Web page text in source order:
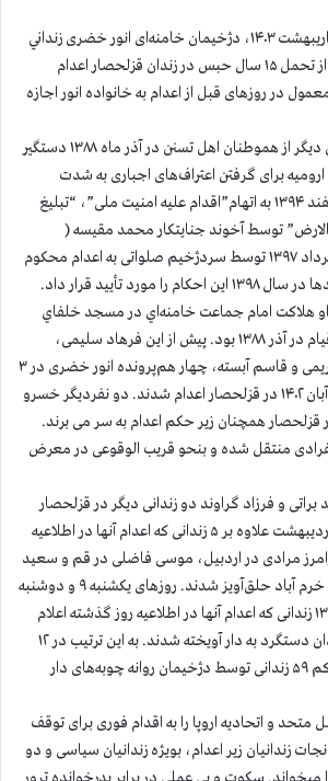
صبح امروز چهارشنبه ۱۲ اریبهشت ۱۴۰۳، دژخیمان خامنه‌ای انور خضری زنداني
سیاسی اهل تسنن را بعد از تحمل ۱۵ سال حبس در زندان قزلحصار اعدام
در روزهای قبل از اعدام به خانواده انور اجازه
انور خضری به همراه ۶ تن دیگر از هموطنان اهل تسنن در آذر ماه ۱۳۸۸ دستگير
ارومیه برای گرفتن اعتراف‌های اجباری به شدت
شکنجه شدند. آنها در اسفند ۱۳۹۴ به اتهام”اقدام علیه امنیت ملی”، “تبلیغ
توسط آخوند جنایتکار محمد مقیسه (
ناصریان) و بار دیگر در خرداد ۱۳۹۷ توسط سردژخیم صلواتی به اعدام محکوم
مورد تأیید قرار داد.
هم پرونده او هلاکت امام جماعت خامنه‌اي در مسجد خلفاي
راشدين مهاباد در اثناي قيام در آذر ۱۳۸۸ بود. پیش از این فرهاد سلیمی،
داوود عبداللهی، ایوب کریمی و قاسم آبسته، چهار هم‌پرونده انور خضری در ۳
بهمن، ۱۲ دی، ۸ آذر و ۱۴ آبان ۱۴۰۲ در قزلحصار اعدام شدند. دو نفردیگر خسرو
همچنان زیر حکم اعدام به سر می برند.
منتقل شده و بنحو قریب الوقوعی در معرض
و فرزاد گراوند دو زندانی دیگر در قزلحصار
اعدام شدند. سه‌شنبه ۱۱ اردیبهشت علاوه بر ۵ زندانی که اعدام آنها در اطلاعیه
مرادی در اردبیل، موسی فاضلی در قم و سعید
ایمانی در زندان پارسیلون خرم آباد حلق‌آویز شدند. روزهای یکشنبه ۹ و دوشنبه
۱۰ اردیبهشت نیز علاوه بر ۱۳ زندانی که اعدام آنها در اطلاعیه روز گذشته اعلام
شد، ۴ زندانی دیگر در زندان دستگرد به دار آویخته شدند. به این ترتیب در ۱۲
روز اول اردیبهشت دست‌کم ۵۹ زندانی توسط دژخیمان روانه چوبه‌های دار
متحد و اتحادیه اروپا را به اقدام فوری برای توقف
زندانیان زیر اعدام، بویژه زندانیان سیاسی و دو